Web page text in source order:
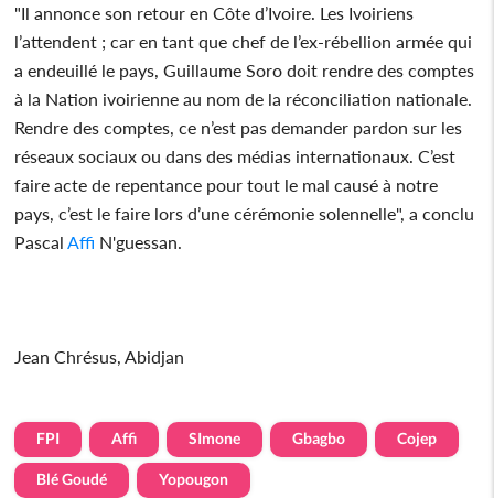
"Il annonce son retour en Côte d’Ivoire. Les Ivoiriens
l’attendent ; car en tant que chef de l’ex-rébellion armée qui
a endeuillé le pays, Guillaume Soro doit rendre des comptes
à la Nation ivoirienne au nom de la réconciliation nationale.
Rendre des comptes, ce n’est pas demander pardon sur les
réseaux sociaux ou dans des médias internationaux. C’est
faire acte de repentance pour tout le mal causé à notre
pays, c’est le faire lors d’une cérémonie solennelle", a conclu
Pascal Affi N'guessan.
Jean Chrésus, Abidjan
FPI Affi SImone Gbagbo Cojep
Blé Goudé Yopougon